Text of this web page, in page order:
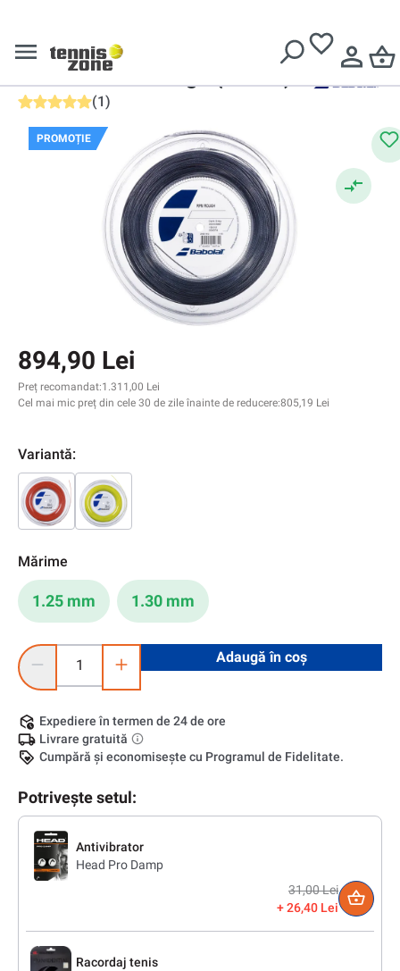
Racordaj tenis
Babolat RPM Rough (200 m)
(1)
PROMOȚIE
894,90 Lei
Preț recomandat:1.311,00 Lei
Cel mai mic preț din cele 30 de zile înainte de reducere:805,19 Lei
Variantă:
Mărime
1.25 mm 1.30 mm
Cantitate produs: Introduceți cantitatea dorită sau utilizați
Adaugă în coș
Expediere în termen de 24 de ore
Livrare gratuită
Cumpără și economisește cu Programul de Fidelitate.
Potrivește setul:
Antivibrator
Head Pro Damp
31,00 Lei
26,40 Lei
Racordaj tenis